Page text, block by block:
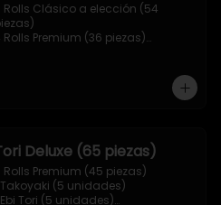
Rolls Clásico a elección (54
Rolls Premium (36 piezas)
Deluxe (65 piezas)
Rolls Premium (45 piezas)
Takoyaki (5 unidades)
Ebi Tori (5 unidades)